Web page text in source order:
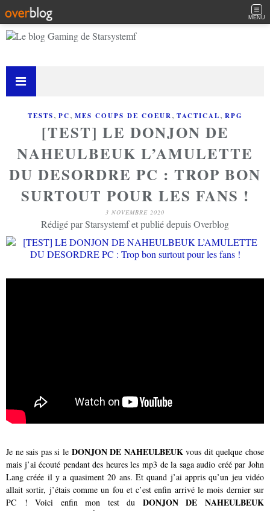
MENU
TESTS, PC, MES COUPS DE COEUR, TACTICAL, RPG
[TEST] LE DONJON DE
NAHEULBEUK L’AMULETTE
DU DESORDRE PC : TROP BON
SURTOUT POUR LES FANS !
3 NOVEMBRE 2020
Rédigé par Starsystemf et publié depuis Overblog
Je ne sais pas si le DONJON DE NAHEULBEUKvous dit quelque chose
mais j’ai écouté pendant des heures les mp3 de la saga audio créé par John
Lang créée il y a quasiment 20 ans. Et quand j’ai appris qu’un jeu vidéo
allait sortir, j’étais comme un fou et c’est enfin arrivé le mois dernier sur
PC ! Voici enfin mon test du DONJON DE NAHEULBEUK